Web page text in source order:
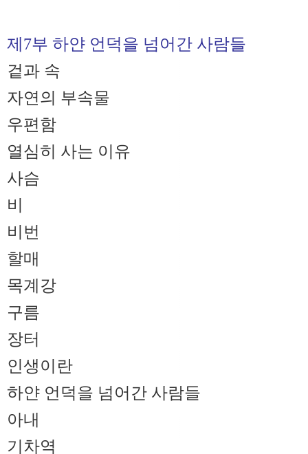
제7부 하얀 언덕을 넘어간 사람들
겉과 속
자연의 부속물
우편함
열심히 사는 이유
사슴
비
비번
할매
목계강
구름
장터
인생이란
하얀 언덕을 넘어간 사람들
아내
기차역